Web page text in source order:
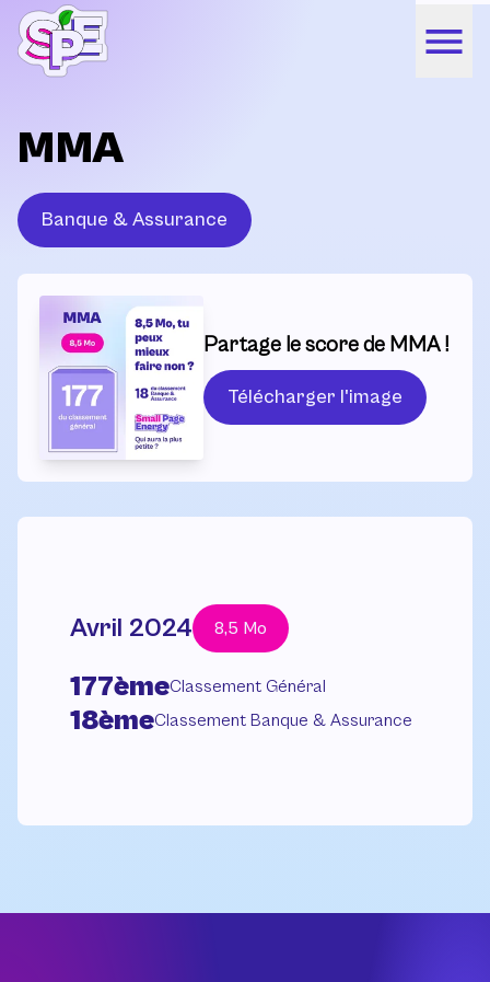
MMA
Banque & Assurance
Partage le score de MMA !
Télécharger l'image
Avril 2024 8,5 Mo
177èmeClassement Général
18èmeClassement Banque & Assurance